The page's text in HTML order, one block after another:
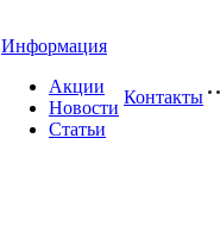
Информация
Акции
Новости
Статьи
Контакты